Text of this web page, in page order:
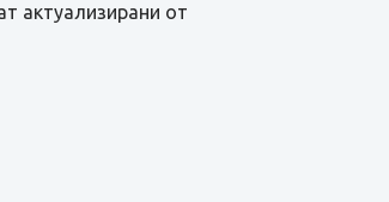
актуализирани от